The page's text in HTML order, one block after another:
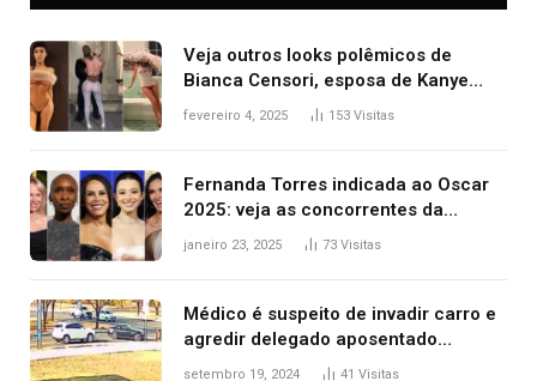
Veja outros looks polêmicos de
Bianca Censori, esposa de Kanye
West que apareceu nua no Grammy
fevereiro 4, 2025 153 Visitas
Fernanda Torres indicada ao Oscar
2025: veja as concorrentes da
brasileira a melhor atriz
janeiro 23, 2025 73 Visitas
Médico é suspeito de invadir carro e
agredir delegado aposentado
durante confusão no trânsito
setembro 19, 2024 41 Visitas